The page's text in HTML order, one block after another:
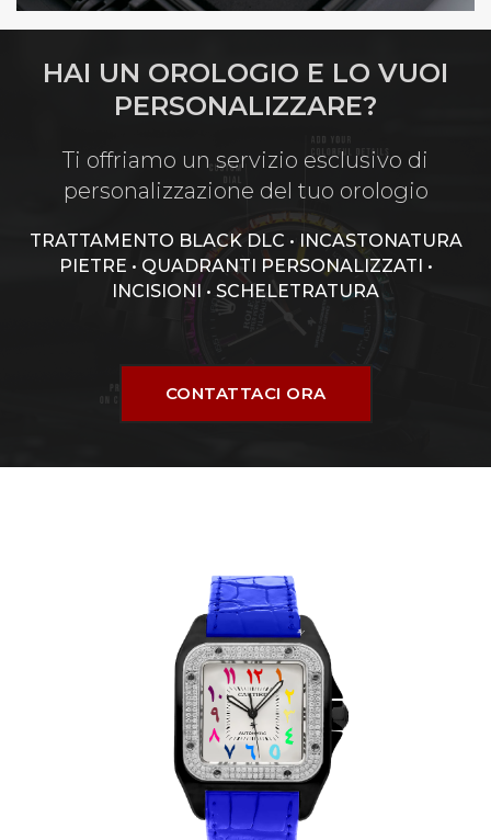
HAI UN OROLOGIO E LO VUOI
PERSONALIZZARE?
Ti offriamo un servizio esclusivo di
personalizzazione del tuo orologio
TRATTAMENTO BLACK DLC • INCASTONATURA
PIETRE • QUADRANTI PERSONALIZZATI •
INCISIONI • SCHELETRATURA
CONTATTACI ORA